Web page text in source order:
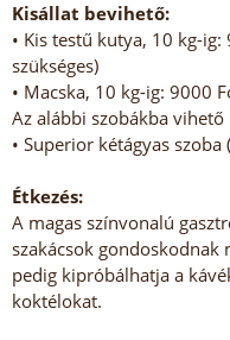
Kisállat bevihető:
• Kis testű kutya, 10 kg-
szükséges)
• Macska, 10 kg-ig: 9000
Az alábbi szobákba vihető
• Superior kétágyas szoba
Étkezés:
A magas színvonalú
szakácsok
pedig kipróbálhatja a
koktélokat.